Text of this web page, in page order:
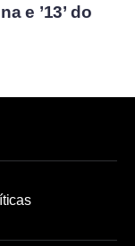
e ’13’ do